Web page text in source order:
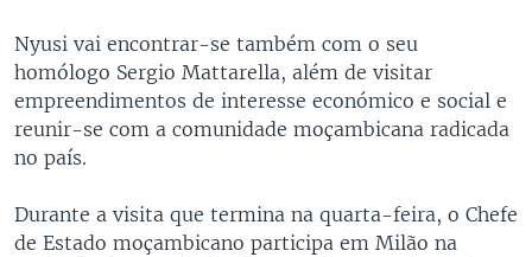
Nyusi vai encontrar-se também com o seu
homólogo Sergio Mattarella, além de visitar
empreendimentos de interesse económico e social e
reunir-se com a comunidade moçambicana radicada
no país.
Durante a visita que termina na quarta-feira, o Chefe
de Estado moçambicano participa em Milão na